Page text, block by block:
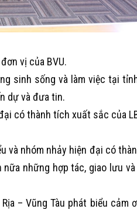
vị của BVU.
sinh sống và làm việc tại
dự và đưa tin.
có thành tích xuất sắc của
và nhóm nhảy hiện đại có
nữa những hợp tác, giao lưu
– Vũng Tàu phát biểu cảm